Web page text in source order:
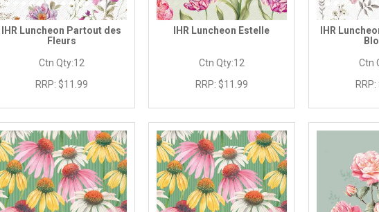
IHR Luncheon Partout des
Fleurs
Ctn Qty:12
RRP: $11.99
IHR Luncheon Estelle
Ctn Qty:12
RRP: $11.99
IHR
Ctn
RRP: